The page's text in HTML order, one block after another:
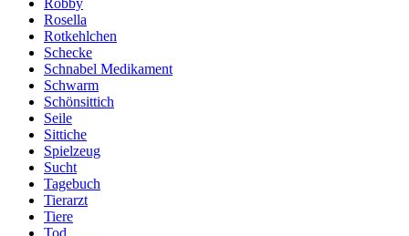
Rosella
Rotkehlchen
Schecke
Schnabel Medikament
Schwarm
Schönsittich
Seile
Sittiche
Spielzeug
Sucht
Tagebuch
Tierarzt
Tiere
Tod